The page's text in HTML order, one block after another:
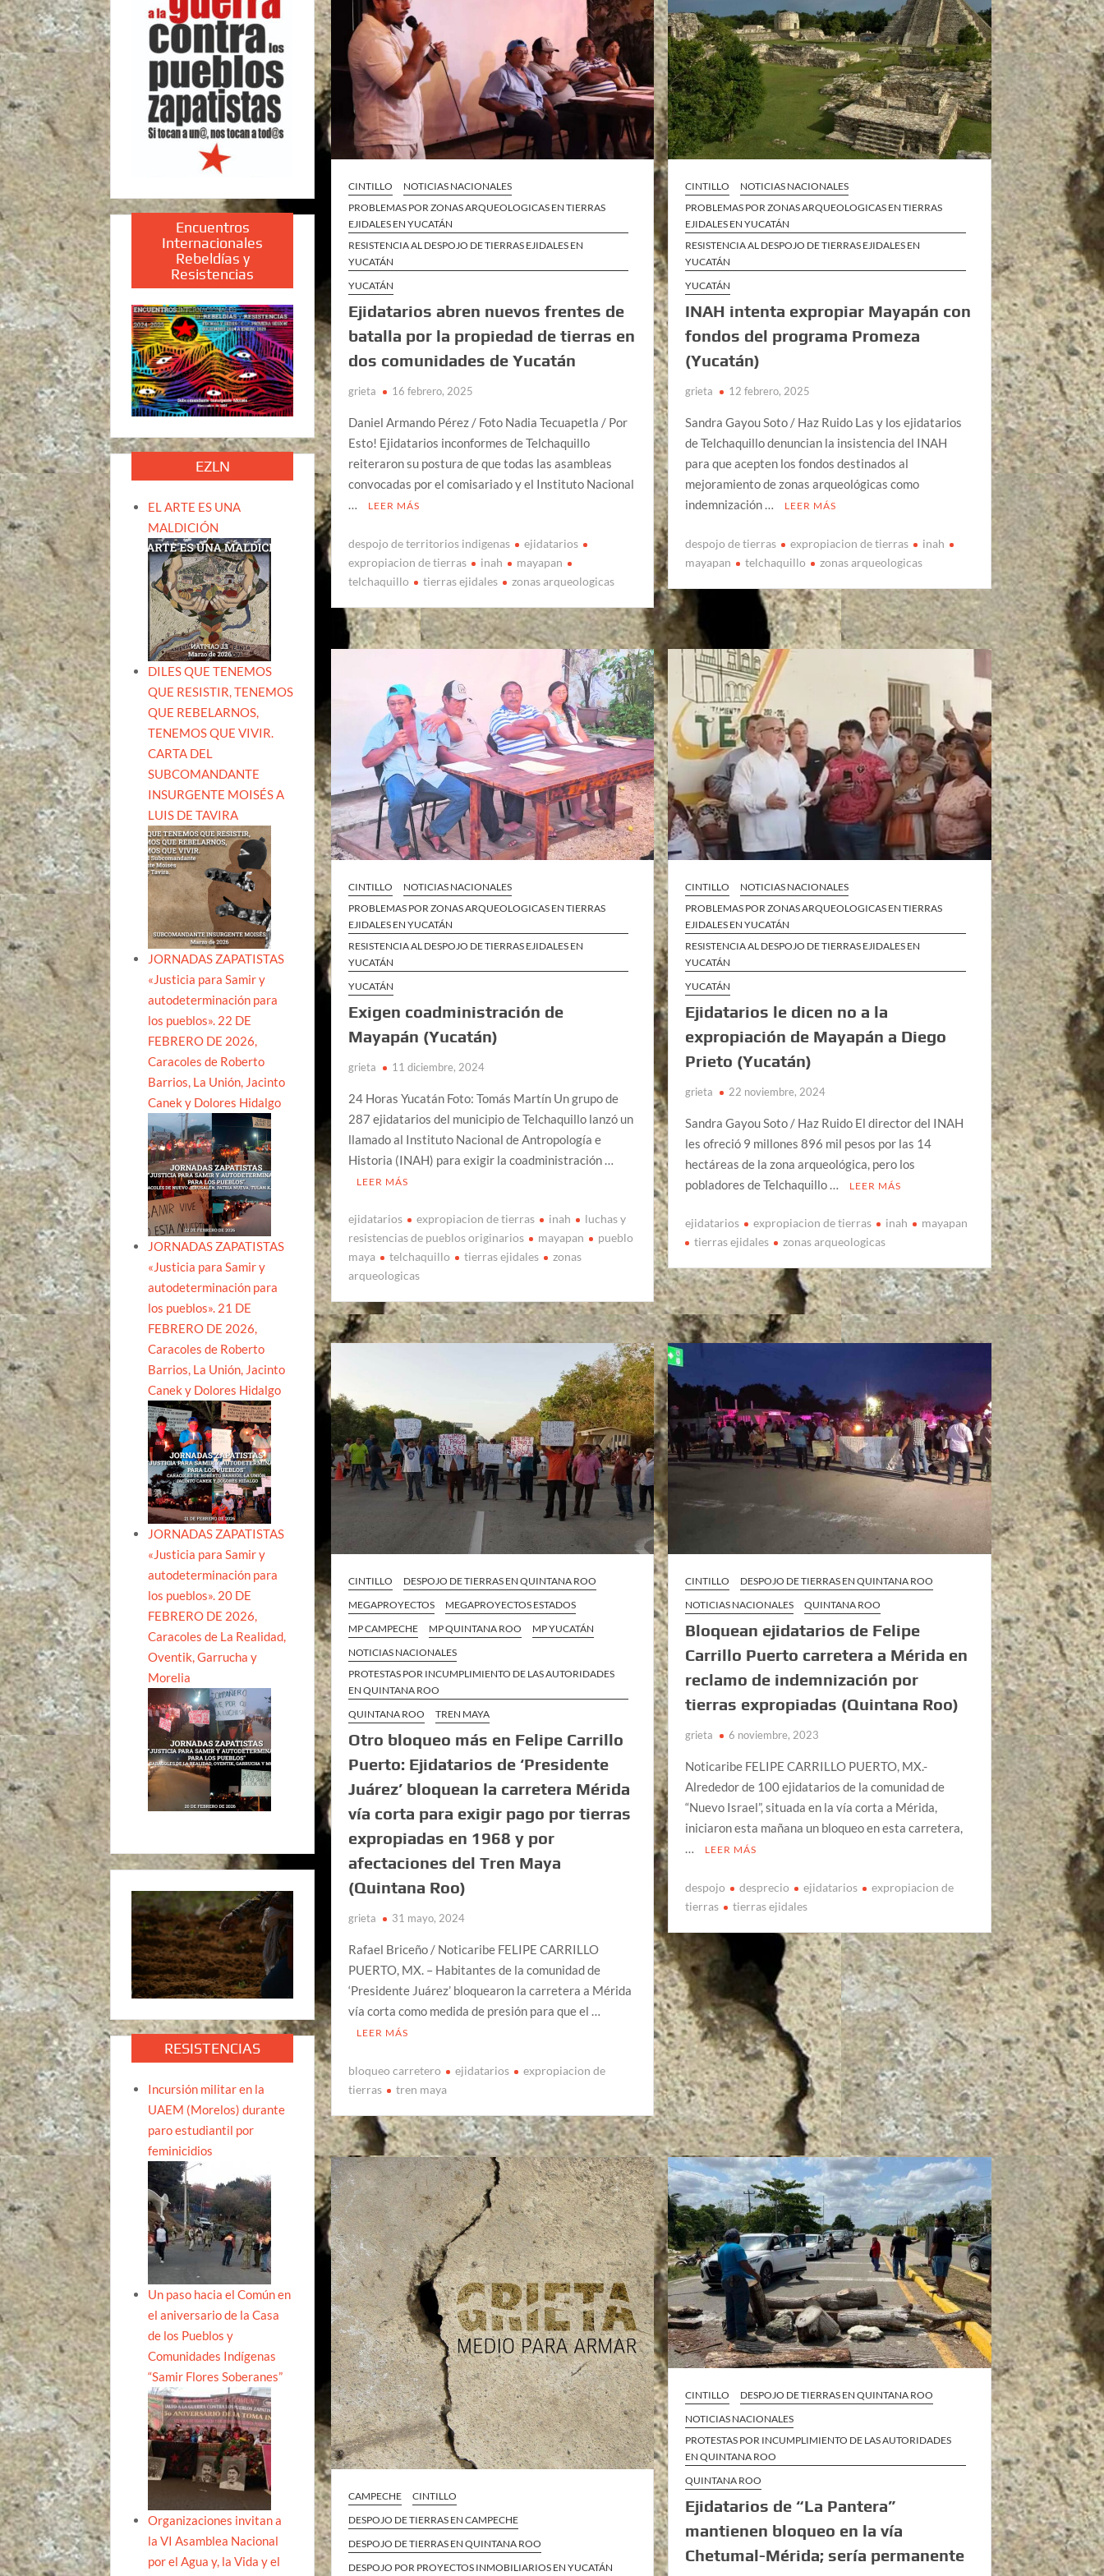
CINTILLO
NOTICIAS NACIONALES
PROBLEMAS POR ZONAS ARQUEOLOGICAS EN TIERRAS
EJIDALES EN YUCATÁN
RESISTENCIA AL DESPOJO DE TIERRAS EJIDALES EN
YUCATÁN
YUCATÁN
Ejidatarios abren nuevos frentes de
batalla por la propiedad de tierras en
dos comunidades de Yucatán
grieta 16 febrero, 2025
Daniel Armando Pérez / Foto Nadia Tecuapetla / Por
Esto! Ejidatarios inconformes de Telchaquillo
reiteraron su postura de que todas las asambleas
convocadas por el comisariado y el Instituto Nacional
…
LEER MÁS
despojo de territorios indigenas
ejidatarios
expropiacion de tierras
inah
mayapan
telchaquillo
tierras ejidales zonas arqueologicas
CINTILLO
NOTICIAS NACIONALES
PROBLEMAS POR ZONAS ARQUEOLOGICAS EN TIERRAS
EJIDALES EN YUCATÁN
RESISTENCIA AL DESPOJO DE TIERRAS EJIDALES EN
YUCATÁN
YUCATÁN
INAH intenta expropiar Mayapán con
fondos del programa Promeza
(Yucatán)
grieta 12 febrero, 2025
Sandra Gayou Soto / Haz Ruido Las y los ejidatarios
de Telchaquillo denuncian la insistencia del INAH
para que acepten los fondos destinados al
mejoramiento de zonas arqueológicas como
indemnización …
LEER MÁS
despojo de tierras expropiacion de tierras
inah
mayapan
telchaquillo zonas arqueologicas
CINTILLO
NOTICIAS NACIONALES
PROBLEMAS POR ZONAS ARQUEOLOGICAS EN TIERRAS
EJIDALES EN YUCATÁN
RESISTENCIA AL DESPOJO DE TIERRAS EJIDALES EN
YUCATÁN
YUCATÁN
Exigen coadministración de
Mayapán (Yucatán)
grieta 11 diciembre, 2024
24 Horas Yucatán Foto: Tomás Martín Un grupo de
287 ejidatarios del municipio de Telchaquillo lanzó un
llamado al Instituto Nacional de Antropología e
Historia (INAH) para exigir la coadministración …
LEER MÁS
ejidatarios expropiacion de tierras inah
luchas y
resistencias de pueblos originarios
mayapan
pueblo
maya
telchaquillo tierras ejidales
zonas
arqueologicas
CINTILLO
NOTICIAS NACIONALES
PROBLEMAS POR ZONAS ARQUEOLOGICAS EN TIERRAS
EJIDALES EN YUCATÁN
RESISTENCIA AL DESPOJO DE TIERRAS EJIDALES EN
YUCATÁN
YUCATÁN
Ejidatarios le dicen no a la
expropiación de Mayapán a Diego
Prieto (Yucatán)
grieta 22 noviembre, 2024
Sandra Gayou Soto / Haz Ruido El director del INAH
les ofreció 9 millones 896 mil pesos por las 14
hectáreas de la zona arqueológica, pero los
pobladores de Telchaquillo …
LEER MÁS
ejidatarios expropiacion de tierras inah
mayapan
tierras ejidales
zonas arqueologicas
CINTILLO
DESPOJO DE TIERRAS EN QUINTANA ROO
MEGAPROYECTOS
MEGAPROYECTOS ESTADOS
MP CAMPECHE
MP QUINTANA ROO
MP YUCATÁN
NOTICIAS NACIONALES
PROTESTAS POR INCUMPLIMIENTO DE LAS AUTORIDADES
EN QUINTANA ROO
QUINTANA ROO
TREN MAYA
Otro bloqueo más en Felipe Carrillo
Puerto: Ejidatarios de ‘Presidente
Juárez’ bloquean la carretera Mérida
vía corta para exigir pago por tierras
expropiadas en 1968 y por
afectaciones del Tren Maya
(Quintana Roo)
grieta 31 mayo, 2024
Rafael Briceño / Noticaribe FELIPE CARRILLO
PUERTO, MX. – Habitantes de la comunidad de
‘Presidente Juárez’ bloquearon la carretera a Mérida
vía corta como medida de presión para que el …
LEER MÁS
bloqueo carretero ejidatarios
expropiacion de
tierras
tren maya
CINTILLO
DESPOJO DE TIERRAS EN QUINTANA ROO
NOTICIAS NACIONALES
QUINTANA ROO
Bloquean ejidatarios de Felipe
Carrillo Puerto carretera a Mérida en
reclamo de indemnización por
tierras expropiadas (Quintana Roo)
grieta 6 noviembre, 2023
Noticaribe FELIPE CARRILLO PUERTO, MX.-
Alrededor de 100 ejidatarios de la comunidad de
“Nuevo Israel”, situada en la vía corta a Mérida,
iniciaron esta mañana un bloqueo en esta carretera,
…
LEER MÁS
despojo desprecio ejidatarios
expropiacion de
tierras
tierras ejidales
CAMPECHE
CINTILLO
DESPOJO DE TIERRAS EN CAMPECHE
DESPOJO DE TIERRAS EN QUINTANA ROO
DESPOJO POR PROYECTOS INMOBILIARIOS EN YUCATÁN
CINTILLO
DESPOJO DE TIERRAS EN QUINTANA ROO
NOTICIAS NACIONALES
PROTESTAS POR INCUMPLIMIENTO DE LAS AUTORIDADES
EN QUINTANA ROO
QUINTANA ROO
Ejidatarios de “La Pantera”
mantienen bloqueo en la vía
Chetumal-Mérida; sería permanente
Encuentros
Internacionales
Rebeldías y
Resistencias
EZLN
EL ARTE ES UNA
MALDICIÓN
DILES QUE TENEMOS
QUE RESISTIR, TENEMOS
QUE REBELARNOS,
TENEMOS QUE VIVIR.
CARTA DEL
SUBCOMANDANTE
INSURGENTE MOISÉS A
LUIS DE TAVIRA
JORNADAS ZAPATISTAS
«Justicia para Samir y
autodeterminación para
los pueblos». 22 DE
FEBRERO DE 2026,
Caracoles de Roberto
Barrios, La Unión, Jacinto
Canek y Dolores Hidalgo
JORNADAS ZAPATISTAS
«Justicia para Samir y
autodeterminación para
los pueblos». 21 DE
FEBRERO DE 2026,
Caracoles de Roberto
Barrios, La Unión, Jacinto
Canek y Dolores Hidalgo
JORNADAS ZAPATISTAS
«Justicia para Samir y
autodeterminación para
los pueblos». 20 DE
FEBRERO DE 2026,
Caracoles de La Realidad,
Oventik, Garrucha y
Morelia
RESISTENCIAS
Incursión militar en la
UAEM (Morelos) durante
paro estudiantil por
feminicidios
Un paso hacia el Común en
el aniversario de la Casa
de los Pueblos y
Comunidades Indígenas
“Samir Flores Soberanes”
Organizaciones invitan a
la VI Asamblea Nacional
por el Agua y, la Vida y el